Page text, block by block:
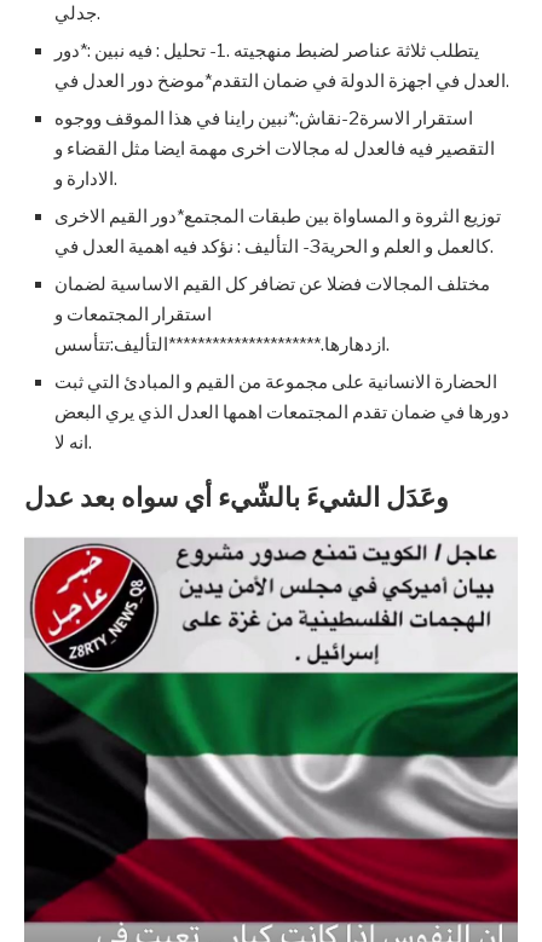
جدلي.
يتطلب ثلاثة عناصر لضبط منهجيته .1- تحليل : فيه نبين :*دور
العدل في اجهزة الدولة في ضمان التقدم*موضخ دور العدل في.
استقرار الاسرة2-نقاش:*نبين راينا في هذا الموقف ووجوه
التقصير فيه فالعدل له مجالات اخرى مهمة ايضا مثل القضاء و
الادارة و.
توزيع الثروة و المساواة بين طبقات المجتمع*دور القيم الاخرى
كالعمل و العلم و الحرية3- التأليف : نؤكد فيه اهمية العدل في.
مختلف المجالات فضلا عن تضافر كل القيم الاساسية لضمان
استقرار المجتمعات و
ازدهارها.*********************التأليف:تتأسس.
الحضارة الانسانية على مجموعة من القيم و المبادئ التي ثبت
دورها في ضمان تقدم المجتمعات اهمها العدل الذي يري البعض
انه لا.
وعَدَل الشيءَ بالشّيء أي سواه بعد عدل